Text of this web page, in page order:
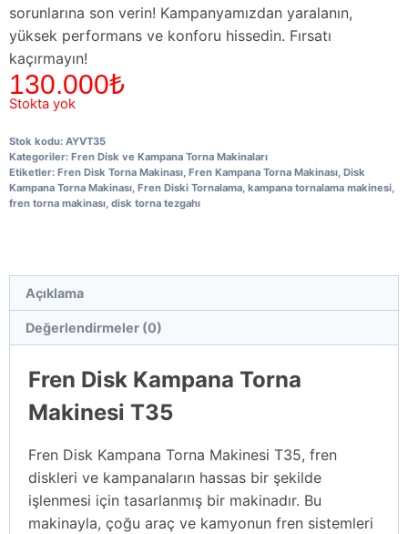
sorunlarına son verin! Kampanyamızdan yaralanın,
yüksek performans ve konforu hissedin. Fırsatı
kaçırmayın!
130.000₺
Stokta yok
Stok kodu: AYVT35
Kategoriler: Fren Disk ve Kampana Torna Makinaları
Etiketler: Fren Disk Torna Makinası, Fren Kampana Torna Makinası, Disk
Kampana Torna Makinası, Fren Diski Tornalama, kampana tornalama makinesi,
fren torna makinası, disk torna tezgahı
Açıklama
Değerlendirmeler (0)
Fren Disk Kampana Torna
Makinesi T35
Fren Disk Kampana Torna Makinesi T35, fren
diskleri ve kampanaların hassas bir şekilde
işlenmesi için tasarlanmış bir makinadır. Bu
makinayla, çoğu araç ve kamyonun fren sistemleri